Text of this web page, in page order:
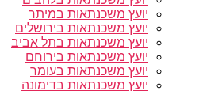
יועץ משכנתאות במיתר
יועץ משכנתאות בירושלים
יועץ משכנתאות בתל אביב
יועץ משכנתאות בירוחם
יועץ משכנתאות בעומר
יועץ משכנתאות בדימונה